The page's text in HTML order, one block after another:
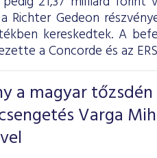
Richter Gedeon
kereskedtek. A
a Concorde és az
a magyar tőzsdén
Varga